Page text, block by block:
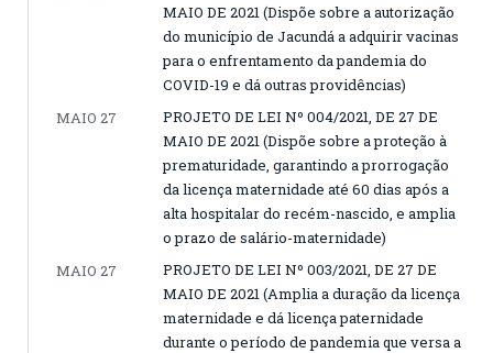
MAIO DE 2021 (Dispõe sobre a autorização
do município de Jacundá a adquirir vacinas
para o enfrentamento da pandemia do
COVID-19 e dá outras providências)
MAIO 27
PROJETO DE LEI Nº 004/2021, DE 27 DE
MAIO DE 2021 (Dispõe sobre a proteção à
prematuridade, garantindo a prorrogação
da licença maternidade até 60 dias após a
alta hospitalar do recém-nascido, e amplia
o prazo de salário-maternidade)
MAIO 27
PROJETO DE LEI Nº 003/2021, DE 27 DE
MAIO DE 2021 (Amplia a duração da licença
maternidade e dá licença paternidade
durante o período de pandemia que versa a